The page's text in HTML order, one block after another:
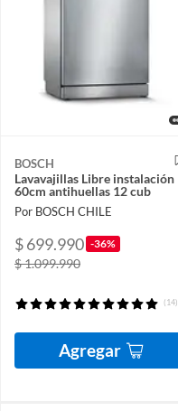
BOSCH
Lavavajillas Libre instalación
60cm antihuellas 12 cub
Por BOSCH CHILE
$ 699.990 -36%
$ 1.099.990
(14)
Agregar